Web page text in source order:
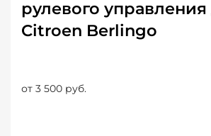
рулевого управления
Citroen Berlingo
от 3 500 руб.